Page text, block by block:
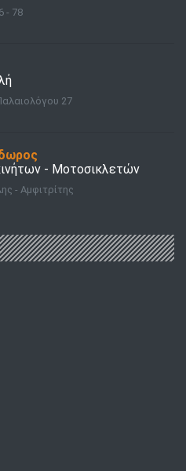
- 78
27
- Μοτοσικλετών
- Αμφιτρίτης